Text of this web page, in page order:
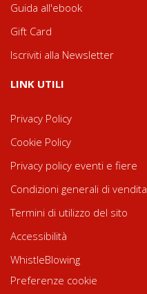
Guida all'ebook
Gift Card
Iscriviti alla Newsletter
LINK UTILI
Privacy Policy
Cookie Policy
Privacy policy eventi e fiere
Condizioni generali di vendita
Termini di utilizzo del sito
Accessibilità
WhistleBlowing
Preferenze cookie